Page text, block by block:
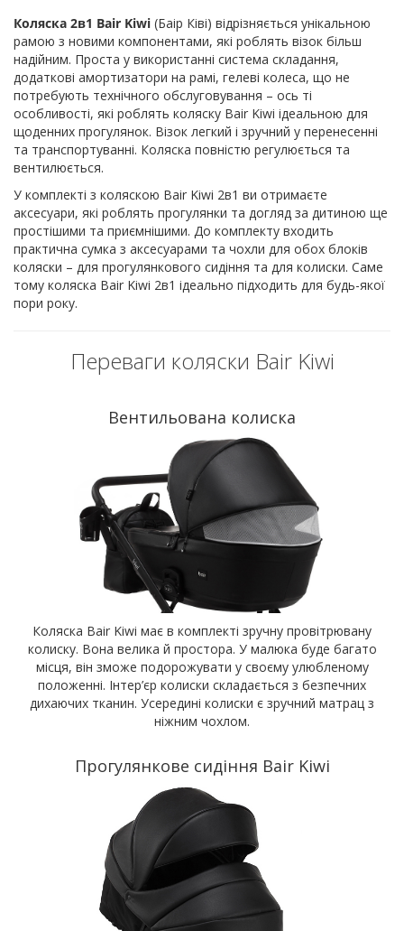
Коляска 2в1 Bair Kiwi (Баір Ківі) відрізняється унікальною
рамою з новими компонентами, які роблять візок більш
надійним. Проста у використанні система складання,
додаткові амортизатори на рамі, гелеві колеса, що не
потребують технічного обслуговування – ось ті
особливості, які роблять коляску Bair Kiwi ідеальною для
щоденних прогулянок. Візок легкий і зручний у перенесенні
та транспортуванні. Коляска повністю регулюється та
вентилюється.
У комплекті з коляскою Bair Kiwi 2в1 ви отримаєте
аксесуари, які роблять прогулянки та догляд за дитиною ще
простішими та приємнішими. До комплекту входить
практична сумка з аксесуарами та чохли для обох блоків
коляски – для прогулянкового сидіння та для колиски. Саме
тому коляска Bair Kiwi 2в1 ідеально підходить для будь-якої
пори року.
Переваги коляски Bair Kiwi
Вентильована колиска
Коляска Bair Kiwi має в комплекті зручну провітрювану
колиску. Вона велика й простора. У малюка буде багато
місця, він зможе подорожувати у своєму улюбленому
положенні. Інтер’єр колиски складається з безпечних
дихаючих тканин. Усередині колиски є зручний матрац з
ніжним чохлом.
Прогулянкове сидіння Bair Kiwi